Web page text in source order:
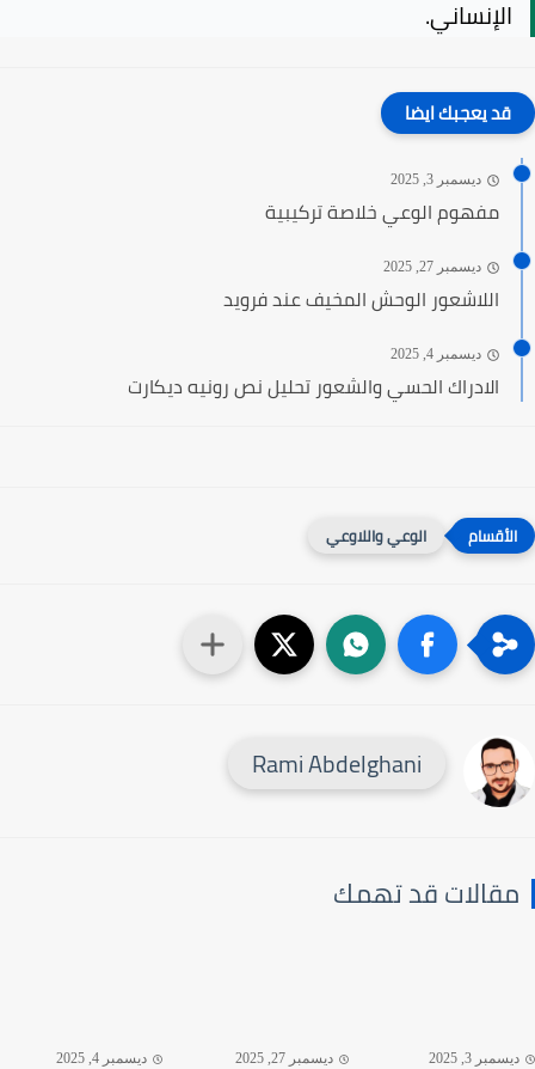
الإنساني.
قد يعجبك ايضا
ديسمبر 3, 2025
مفهوم الوعي خلاصة تركيبية
ديسمبر 27, 2025
اللاشعور الوحش المخيف عند فرويد
ديسمبر 4, 2025
الادراك الحسي والشعور تحليل نص رونيه ديكارت
الوعي واللاوعي
Rami Abdelghani
قد تهمك
3, 2025 ديسمبر 27, 2025 ديسمبر 4, 2025